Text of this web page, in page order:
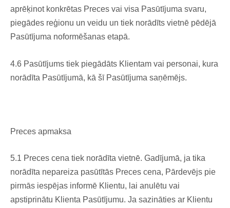
aprēķinot konkrētas Preces vai visa Pasūtījuma svaru,
piegādes reģionu un veidu un tiek norādīts vietnē pēdējā
Pasūtījuma noformēšanas etapā.
4.6 Pasūtījums tiek piegādāts Klientam vai personai, kura
norādīta Pasūtījumā, kā šī Pasūtījuma saņēmējs.
Preces apmaksa
5.1 Preces cena tiek norādīta vietnē. Gadījumā, ja tika
norādīta nepareiza pasūtītās Preces cena, Pārdevējs pie
pirmās iespējas informē Klientu, lai anulētu vai
apstiprinātu Klienta Pasūtījumu. Ja sazināties ar Klientu